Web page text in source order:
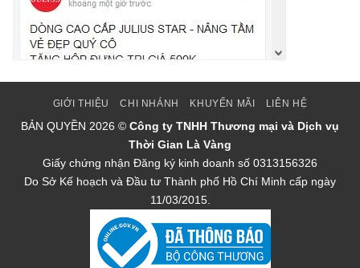
GIỚI THIỆU CHI NHÁNH KHUYẾN MÃI LIÊN HỆ
BẢN QUYỀN 2026 © Công ty TNHH Thương mại và Dịch vụ
Thời Gian Là Vàng
Giấy chứng nhận Đăng ký kinh doanh số 0313156326
Do Sở Kế hoạch và Đầu tư Thành phố Hồ Chí Minh cấp ngày
11/03/2015.